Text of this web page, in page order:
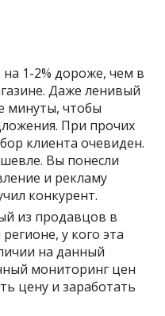
1-2% дороже, чем в
Даже ленивый
минуты, чтобы
При прочих
клиента очевиден.
Вы понесли
и рекламу
конкурент.
из продавцов в
у кого эта
на данный
мониторинг цен
цену и заработать